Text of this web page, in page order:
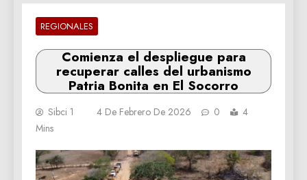
REGIONALES
Comienza el despliegue para
recuperar calles del urbanismo
Patria Bonita en El Socorro
Sibci 1 4 De Febrero De 2026 0
4
Mins